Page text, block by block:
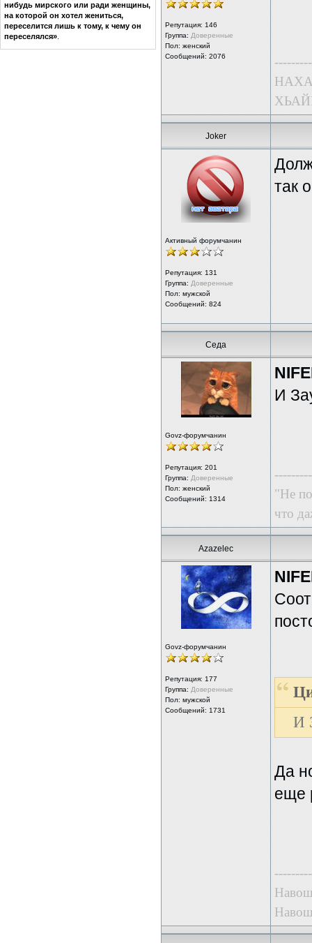
нибудь мирского или ради женщины,
на которой он хотел жениться,
переселится лишь к тому, к чему он
переселялся»
Репутация: 146
Группа: Доверенные
Пол: женский
Сообщений: 2076
Joker
Активный форумчанин
Репутация: 131
Группа: Доверенные
Пол: мужской
Сообщений: 824
так
Седа
Govz-форумчанин
Репутация: 201
Группа: Доверенные
Пол: женский
Сообщений: 1314
И
"Не
что
Azazelec
Govz-форумчанин
Репутация: 177
Группа: Доверенные
Пол: мужской
Сообщений: 1731
И
Да
еще